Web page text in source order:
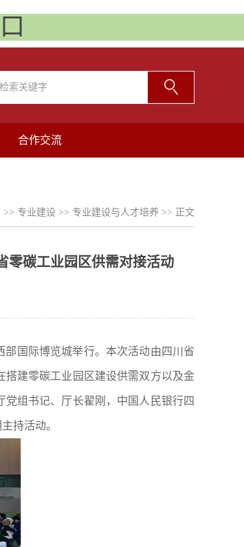
合作交流
>> 专业建设 >> 专业建设与人才培养 >> 正文
零碳工业园区供需对接活动
部国际博览城举行。本次活动由四川省
建零碳工业园区建设供需双方以及金
组书记、厅长翟刚，中国人民银行四
持活动。